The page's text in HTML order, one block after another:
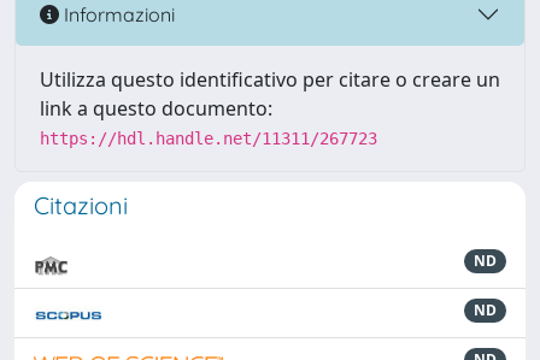
Informazioni
Utilizza questo identificativo per citare o creare un
link a questo documento:
https://hdl.handle.net/11311/267723
Citazioni
ND
ND